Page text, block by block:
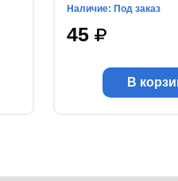
Наличие: Под заказ
45
В